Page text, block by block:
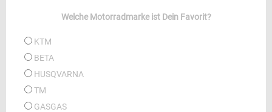
Welche Motorradmarke ist Dein Favorit?
KTM
BETA
HUSQVARNA
TM
GASGAS